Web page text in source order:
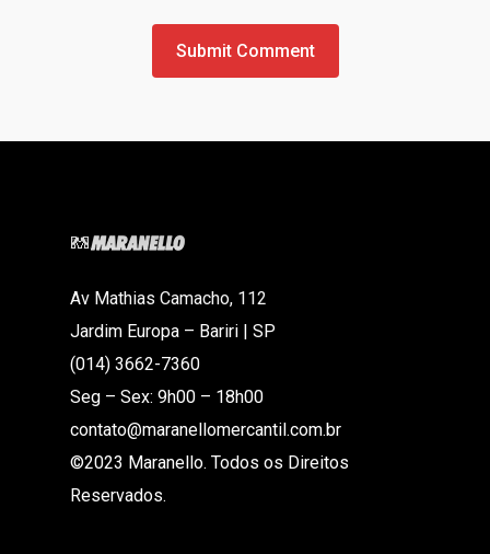
Av Mathias Camacho, 112
Jardim Europa – Bariri | SP
(014) 3662-7360
Seg – Sex: 9h00 – 18h00
contato@maranellomercantil.com.br
©2023 Maranello. Todos os Direitos
Reservados.